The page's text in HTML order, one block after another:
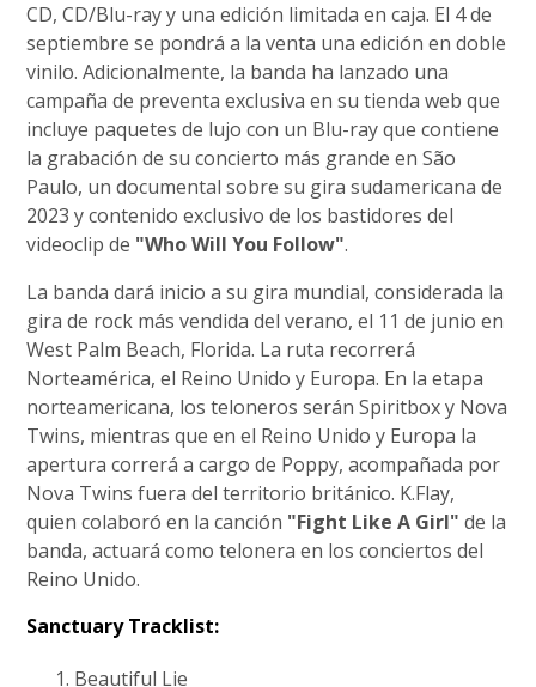
CD, CD/Blu-ray y una edición limitada en caja. El 4 de
septiembre se pondrá a la venta una edición en doble
vinilo. Adicionalmente, la banda ha lanzado una
campaña de preventa exclusiva en su tienda web que
incluye paquetes de lujo con un Blu-ray que contiene
la grabación de su concierto más grande en São
Paulo, un documental sobre su gira sudamericana de
2023 y contenido exclusivo de los bastidores del
videoclip de "Who Will You Follow".
La banda dará inicio a su gira mundial, considerada la
gira de rock más vendida del verano, el 11 de junio en
West Palm Beach, Florida. La ruta recorrerá
Norteamérica, el Reino Unido y Europa. En la etapa
norteamericana, los teloneros serán Spiritbox y Nova
Twins, mientras que en el Reino Unido y Europa la
apertura correrá a cargo de Poppy, acompañada por
Nova Twins fuera del territorio británico. K.Flay,
quien colaboró en la canción "Fight Like A Girl" de la
banda, actuará como telonera en los conciertos del
Reino Unido.
Sanctuary Tracklist:
Beautiful Lie